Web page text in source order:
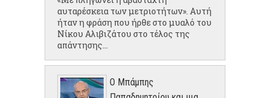
αυταρέσκεια των μετριοτήτων». Αυτή
ήταν η φράση που ήρθε στο μυαλό του
Νίκου Αλιβιζάτου στο τέλος της
απάντησης...
Ο Μπάμπης